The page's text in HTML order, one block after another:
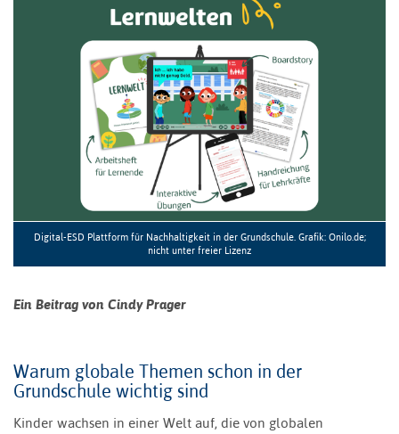
Digital-ESD Plattform für Nachhaltigkeit in der Grundschule. Grafik: Onilo.de;
nicht unter freier Lizenz
Ein Beitrag von Cindy Prager
Warum globale Themen schon in der
Grundschule wichtig sind
Kinder wachsen in einer Welt auf, die von globalen